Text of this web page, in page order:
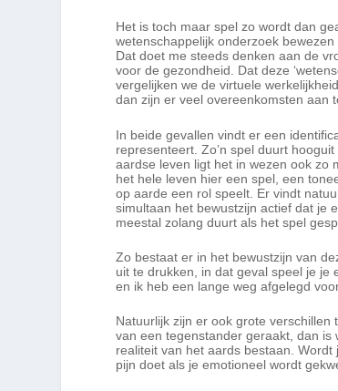
Het is toch maar spel zo wordt dan
wetenschappelijk onderzoek
Dat doet me steeds denken aan de
voor de gezondheid. Dat deze
vergelijken we de virtuele
dan zijn er veel overeenkomsten aan
In beide gevallen vindt er een
representeert. Zo’n spel duurt
aardse leven ligt het in wezen ook zo
het hele leven hier een spel, een
op aarde een rol speelt. Er vindt
simultaan het bewustzijn actief dat je
meestal zolang duurt als het spel
Zo bestaat er in het bewustzijn van
uit te drukken, in dat geval speel je je
en ik heb een lange weg afgelegd
Natuurlijk zijn er ook grote
van een tegenstander geraakt, dan is
realiteit van het aards bestaan.
pijn doet als je emotioneel wordt